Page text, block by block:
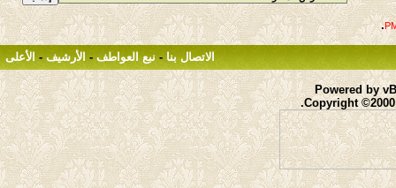
.
الاتصال بنا - نبع العواطف - الأرشيف - الأعلى
Powered by
Copyright